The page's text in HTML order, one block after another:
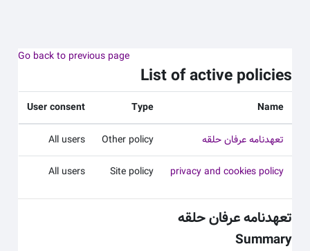
Go back to previous page
List of active policies
Name
Type
User consent
تعهدنامه عرفان حلقه Other policy
All users
privacy and cookies policy
Site policy
All users
تعهدنامه عرفان حلقه
Summary